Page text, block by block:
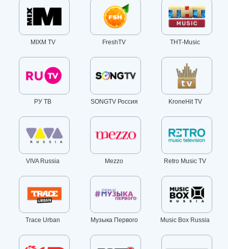
MIXM TV FreshTV ТНТ-Music
РУ ТВ SONGTV Россия KroneHit TV
VIVA Russia Mezzo Retro Music TV
Trace Urban Музыка Первого Music Box Russia